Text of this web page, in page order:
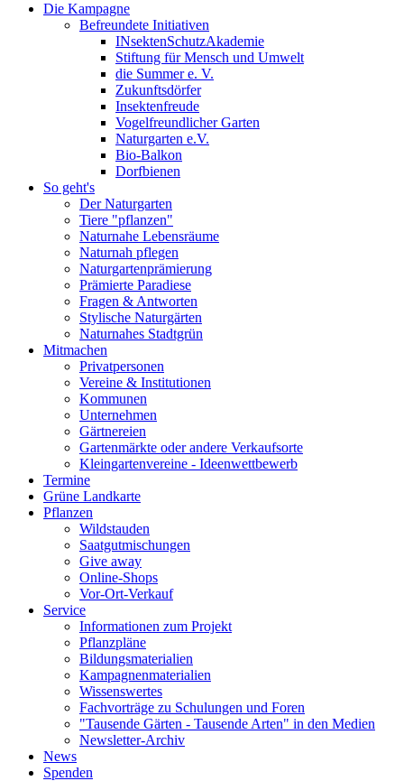
Die Kampagne
Befreundete Initiativen
INsektenSchutzAkademie
Stiftung für Mensch und Umwelt
die Summer e. V.
Zukunftsdörfer
Insektenfreude
Vogelfreundlicher Garten
Naturgarten e.V.
Bio-Balkon
Dorfbienen
So geht's
Der Naturgarten
Tiere "pflanzen"
Naturnahe Lebensräume
Naturnah pflegen
Naturgartenprämierung
Prämierte Paradiese
Fragen & Antworten
Stylische Naturgärten
Naturnahes Stadtgrün
Mitmachen
Privatpersonen
Vereine & Institutionen
Kommunen
Unternehmen
Gärtnereien
Gartenmärkte oder andere Verkaufsorte
Kleingartenvereine - Ideenwettbewerb
Termine
Grüne Landkarte
Pflanzen
Wildstauden
Saatgutmischungen
Give away
Online-Shops
Vor-Ort-Verkauf
Service
Informationen zum Projekt
Pflanzpläne
Bildungsmaterialien
Kampagnenmaterialien
Wissenswertes
Fachvorträge zu Schulungen und Foren
"Tausende Gärten - Tausende Arten" in den Medien
Newsletter-Archiv
News
Spenden